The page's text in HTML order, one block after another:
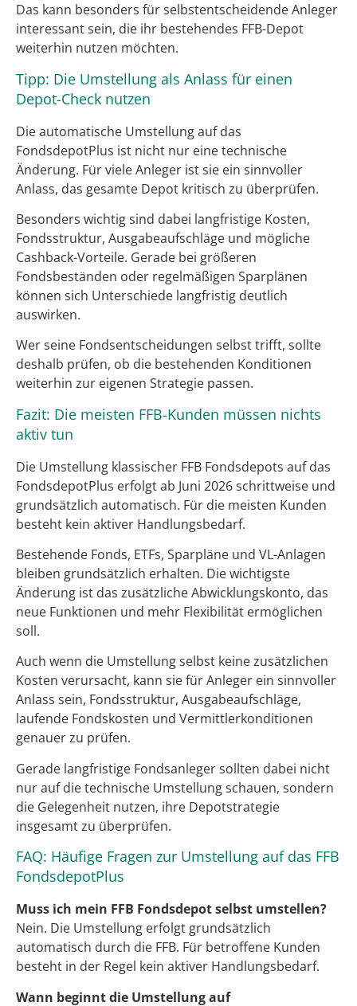
Das kann besonders für selbstentscheidende Anleger
interessant sein, die ihr bestehendes FFB-Depot
weiterhin nutzen möchten.
Tipp: Die Umstellung als Anlass für einen
Depot-Check nutzen
Die automatische Umstellung auf das
FondsdepotPlus ist nicht nur eine technische
Änderung. Für viele Anleger ist sie ein sinnvoller
Anlass, das gesamte Depot kritisch zu überprüfen.
Besonders wichtig sind dabei langfristige Kosten,
Fondsstruktur, Ausgabeaufschläge und mögliche
Cashback-Vorteile. Gerade bei größeren
Fondsbeständen oder regelmäßigen Sparplänen
können sich Unterschiede langfristig deutlich
auswirken.
Wer seine Fondsentscheidungen selbst trifft, sollte
deshalb prüfen, ob die bestehenden Konditionen
weiterhin zur eigenen Strategie passen.
Fazit: Die meisten FFB-Kunden müssen nichts
aktiv tun
Die Umstellung klassischer FFB Fondsdepots auf das
FondsdepotPlus erfolgt ab Juni 2026 schrittweise und
grundsätzlich automatisch. Für die meisten Kunden
besteht kein aktiver Handlungsbedarf.
Bestehende Fonds, ETFs, Sparpläne und VL-Anlagen
bleiben grundsätzlich erhalten. Die wichtigste
Änderung ist das zusätzliche Abwicklungskonto, das
neue Funktionen und mehr Flexibilität ermöglichen
soll.
Auch wenn die Umstellung selbst keine zusätzlichen
Kosten verursacht, kann sie für Anleger ein sinnvoller
Anlass sein, Fondsstruktur, Ausgabeaufschläge,
laufende Fondskosten und Vermittlerkonditionen
genauer zu prüfen.
Gerade langfristige Fondsanleger sollten dabei nicht
nur auf die technische Umstellung schauen, sondern
die Gelegenheit nutzen, ihre Depotstrategie
insgesamt zu überprüfen.
FAQ: Häufige Fragen zur Umstellung auf das FFB
FondsdepotPlus
Muss ich mein FFB Fondsdepot selbst umstellen?
Nein. Die Umstellung erfolgt grundsätzlich
automatisch durch die FFB. Für betroffene Kunden
besteht in der Regel kein aktiver Handlungsbedarf.
Wann beginnt die Umstellung auf